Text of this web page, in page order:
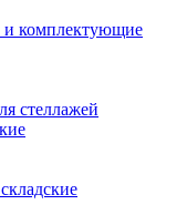
и комплектующие
стеллажей